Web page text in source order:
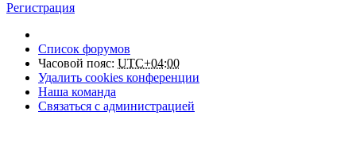
Регистрация
Список форумов
Часовой пояс: UTC+04:00
Удалить cookies конференции
Наша команда
Связаться с администрацией